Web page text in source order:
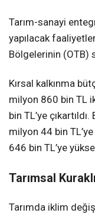
Tarım-sanayi
yapılacak
Bölgelerinin (OTB)
Kırsal kalkınma
milyon 860 bin TL
bin TL’ye
milyon 44 bin
646 bin TL’ye
Tarımsal
Tarımda iklim